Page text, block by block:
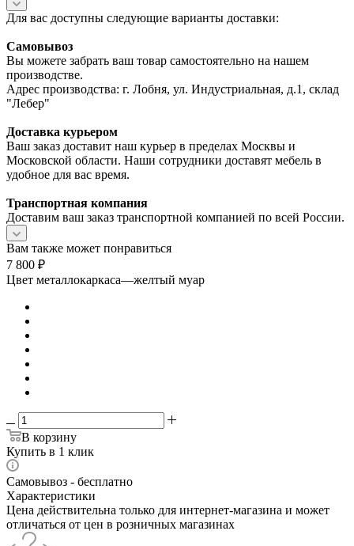
Для вас доступны следующие варианты доставки:
Самовывоз
Вы можете забрать ваш товар самостоятельно на нашем
производстве.
Адрес производства: г. Лобня, ул. Индустриальная, д.1, склад
"Лебер"
Доставка курьером
Ваш заказ доставит наш курьер в пределах Москвы и
Московской области. Наши сотрудники доставят мебель в
удобное для вас время.
Транспортная компания
Доставим ваш заказ транспортной компанией по всей России.
Вам также может понравиться
7 800 ₽
Цвет металлокаркаса—желтый муар
В корзину
Купить в 1 клик
Самовывоз - бесплатно
Характеристики
Цена действительна только для интернет-магазина и может
отличаться от цен в розничных магазинах